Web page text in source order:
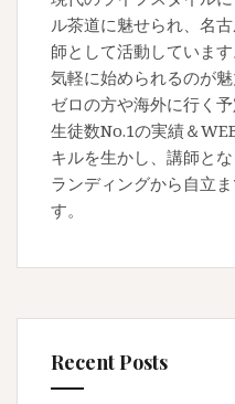
ル茶道に魅せられ、名
師として活動していま
気軽に始められるのが
ゼロの方や海外に行く
生徒数No.1の実績＆
キルを生かし、講師と
ランディングから自立
す。
Recent Posts